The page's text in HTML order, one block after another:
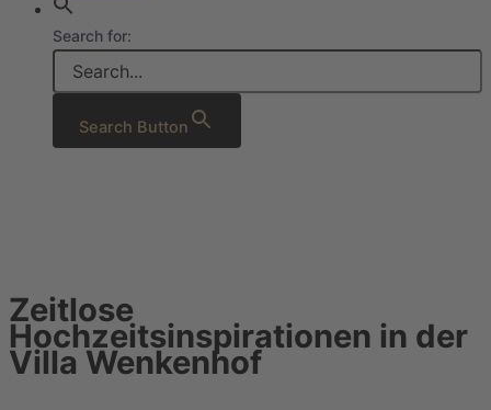
Search for:
Search Button
Zeitlose
Hochzeitsinspirationen in der
Villa Wenkenhof